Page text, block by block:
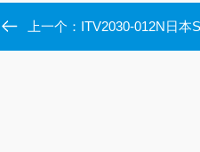
上一个： ITV2030-012N日本SMC电气比